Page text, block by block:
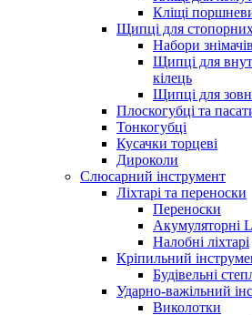
Кліщі
Щипці для
Набори
Щипці для
кілець
Щипці для
Плоскогубці та
Тонкогубці
Кусачки торцеві
Дироколи
Слюсарний інструмент
Ліхтарі та переноски
Переноски
Акумуляторні
Налобні ліхтарі
Кріпильний
Будівельні
Ударно-важільний
Виколотки